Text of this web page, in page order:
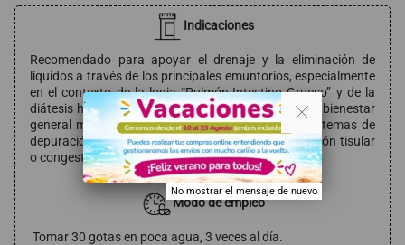
Indicaciones
Recomendado para apoyar el drenaje y la eliminación de
líquidos a través de los principales emuntorios, especialmente
en el contexto de la logia “Pulmón-Intestino Grueso” y de la
diátesis homeopática “Tubercolínica”; contribuye al bienestar
general mediante la estimulación vegetal de los sistemas de
depuración orgánica, ideal para fases de acumulación tisular
o congestión funcional.
Modo de empleo
Tomar 30 gotas en poca agua, 3 veces al día.
. .
No mostrar el mensaje de nuevo